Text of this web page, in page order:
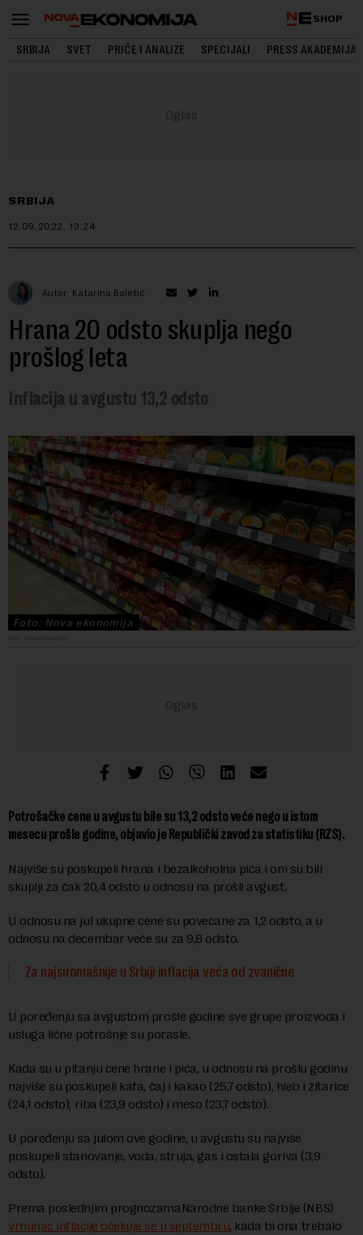
SHOP
SRBIJA SVET PRIČE I ANALIZE SPECIJALI PRESS AKADEMIJA
SRBIJA
12.09.2022. 13:24
Autor: Katarina Baletić
Hrana 20 odsto skuplja nego
prošlog leta
Inflacija u avgustu 13,2 odsto
Foto: Nova ekonomija
Potrošačke cene u avgustu bile su 13,2 odsto veće nego u istom
mesecu prošle godine, objavio je Republički zavod za statistiku (RZS).
Najviše su poskupeli hrana i bezalkoholna pića i oni su bili
skuplji za čak 20,4 odsto u odnosu na prošli avgust.
U odnosu na jul ukupne cene su povećane za 1,2 odsto, a u
odnosu na decembar veće su za 9,8 odsto.
Za najsiromašnije u Srbiji inflacija veća od zvanične
U poređenju sa avgustom prošle godine sve grupe proizvoda i
usluga lične potrošnje su porasle.
Kada su u pitanju cene hrane i pića, u odnosu na prošlu godinu
najviše su poskupeli kafa, čaj i kakao (25,7 odsto), hleb i žitarice
(24,1 odsto), riba (23,9 odsto) i meso (23,7 odsto).
U poređenju sa julom ove godine, u avgustu su najviše
poskupeli stanovanje, voda, struja, gas i ostala goriva (3,9
odsto).
Prema poslednjim prognozamaNarodne banke Srbije (NBS)
vrhunac inflacije očekuje se u septembru, kada bi ona trebalo